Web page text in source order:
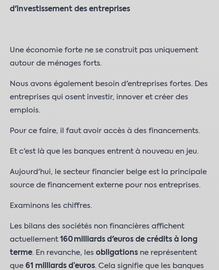
d'investissement des entreprises
Une économie forte ne se construit pas uniquement
autour de ménages forts.
Nous avons également besoin d'entreprises fortes. Des
entreprises qui osent investir, innover et créer des
emplois.
Pour ce faire, il faut avoir accès à des financements.
Et c'est là que les banques entrent à nouveau en jeu.
Aujourd'hui, le secteur financier belge est la principale
source de financement externe pour nos entreprises.
Examinons les chiffres.
Les bilans des sociétés non financières affichent
actuellement 160 milliards d'euros de crédits à long
terme. En revanche, les obligations ne représentent
que 61 milliards d’euros. Cela signifie que les banques